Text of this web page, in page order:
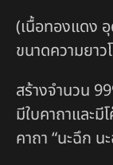
(เนื้อทองแดง
ขนาดความยา
สร้างจำนวน
มีใบคาถาและ
คาถา “นะฉึก น